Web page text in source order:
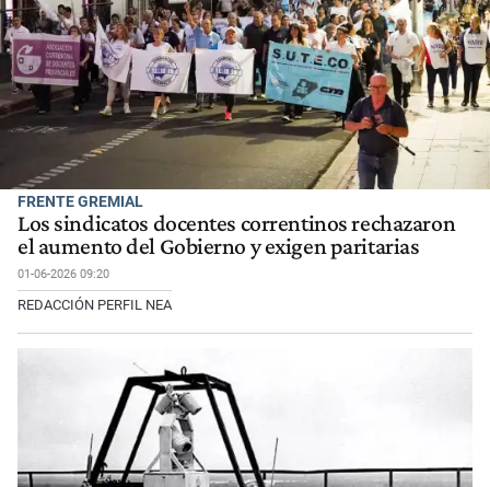
FRENTE GREMIAL
Los sindicatos docentes correntinos rechazaron
el aumento del Gobierno y exigen paritarias
01-06-2026 09:20
REDACCIÓN PERFIL NEA